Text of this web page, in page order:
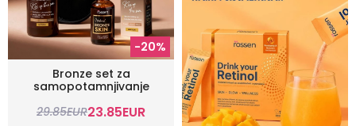
-20%
Bronze set za
samopotamnjivanje
29.85EUR23.85EUR